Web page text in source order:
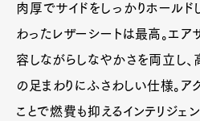
肉厚でサイドをしっかりホールド
わったレザーシートは最高。エ
容しながらしなやかさを両立し
の足まわりにふさわしい仕様。ア
ことで燃費も抑えるインテリジェ